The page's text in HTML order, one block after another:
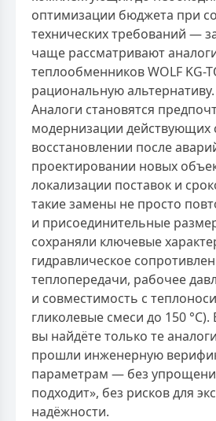
оптимизации бюджета при
технических требований —
чаще рассматривают
теплообменников WOLF KG-
рациональную альтернативу.
Аналоги становятся
модернизации действующих
восстановлении после
проектировании новых
локализации поставок и
такие замены не просто
и присоединительные
сохраняли ключевые
гидравлическое
теплопередачи, рабочее
и совместимость с
гликолевые смеси до 150
вы найдёте только те
прошли инженерную
параметрам — без
подходит», без рисков для
надёжности.